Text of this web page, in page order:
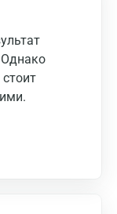
с